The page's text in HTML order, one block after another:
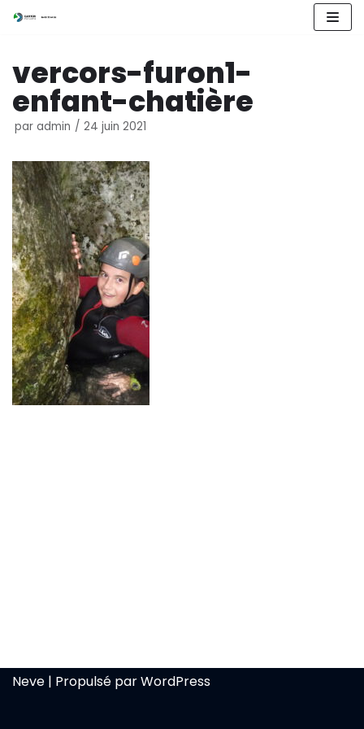
au
contenu
vercors-furon1-
enfant-chatière
par admin 24 juin 2021
Neve | Propulsé parWordPress